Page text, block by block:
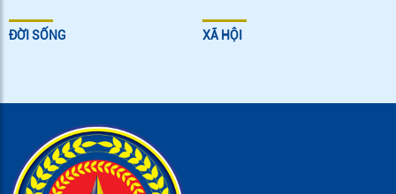
ĐỜI SỐNG XÃ HỘI